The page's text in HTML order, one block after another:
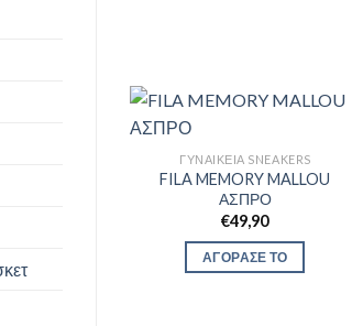
ΓΥΝΑΙΚΕΊΑ SNEAKERS
FILA MEMORY MALLOU
ΑΣΠΡΟ
€49,90
ΑΓΟΡΑΣΕ ΤΟ